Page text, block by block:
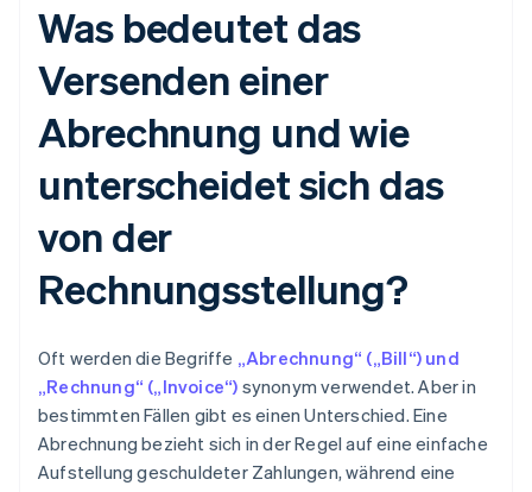
Was bedeutet das
Versenden einer
Abrechnung und wie
unterscheidet sich das
von der
Rechnungsstellung?
Oft werden die Begriffe „Abrechnung“ („Bill“) und
„Rechnung“ („Invoice“) synonym verwendet. Aber in
bestimmten Fällen gibt es einen Unterschied. Eine
Abrechnung bezieht sich in der Regel auf eine einfache
Aufstellung geschuldeter Zahlungen, während eine